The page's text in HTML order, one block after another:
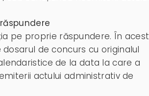
pe proprie răspundere. În acest
de concurs cu originalul
de la data la care a
actului administrativ de